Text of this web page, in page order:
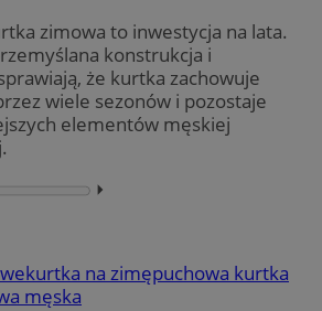
zimowa to inwestycja na lata.
konstrukcja i
że kurtka zachowuje
wiele sezonów i pozostaje
elementów męskiej
⏵︎
kurtka na zimępuchowa kurtka
męska